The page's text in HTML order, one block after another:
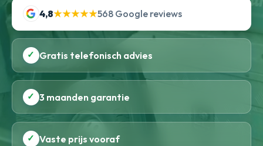
4,8★★★★★568 Google reviews
✓ Gratis telefonisch advies
✓ 3 maanden garantie
✓ Vaste prijs vooraf